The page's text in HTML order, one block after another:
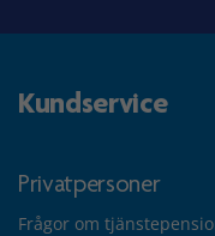
Kundservice
Privatpersoner
Frågor om